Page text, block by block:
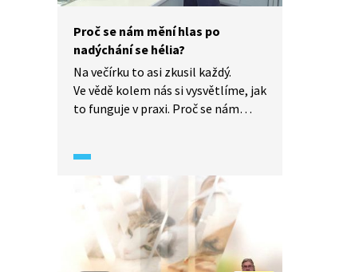
Proč se nám mění hlas po
nadýchání se hélia?
Na večírku to asi zkusil každý.
Ve vědě kolem nás si vysvětlíme, jak
to funguje v praxi. Proč se nám
heliem a jejich příčiny? A jak
to vypadá, když si způsobíme
změny hlasu fluoridem sírovým?
Podívejte se na ukázky.